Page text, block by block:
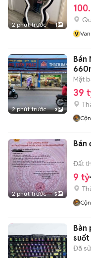
2 phút trước 1
v
2 phút trước 3
Bán
Mặt
39
2 phút trước 5
Bán
Đất
9 tỷ
Bàn
suốt
Đã